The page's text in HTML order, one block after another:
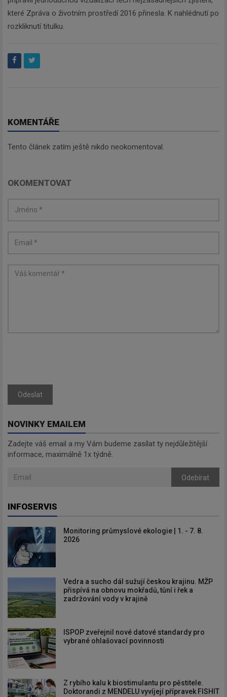
které Zpráva o životním prostředí 2016 přinesla. K nahlédnutí po
rozkliknutí titulku.
KOMENTÁŘE
Tento článek zatím ještě nikdo neokomentoval.
OKOMENTOVAT
Odeslat
NOVINKY EMAILEM
Zadejte váš email a my Vám budeme zasílat ty nejdůležitější
informace, maximálně 1x týdně.
Odebírat
INFOSERVIS
Monitoring průmyslové ekologie | 1. - 7. 8.
2026
Vedra a sucho dál sužují českou krajinu. MŽP
přispívá na obnovu mokřadů, tůní i řek a
zadržování vody v krajině
ISPOP zveřejnil nové datové standardy pro
vybrané ohlašovací povinnosti
Z rybího kalu k biostimulantu pro pěstitele.
Doktorandi z MENDELU vyvíjejí přípravek FISHIT